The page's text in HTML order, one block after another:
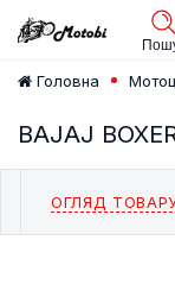
Головна
BAJAJ
ОГЛЯД